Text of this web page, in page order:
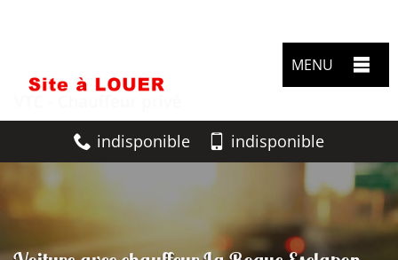
MENU
indisponible indisponible